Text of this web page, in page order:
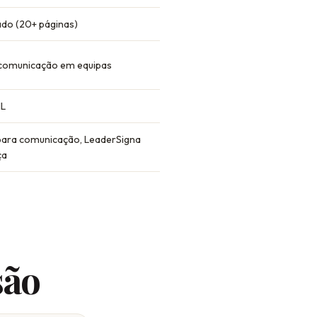
(20+ páginas)
em equipas
comunicação, LeaderSigna